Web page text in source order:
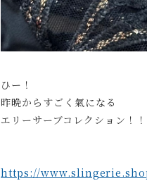
ひー！
昨晩からすごく氣になる
エリーサーブコレクション！！
https://